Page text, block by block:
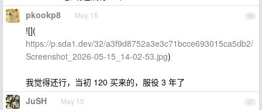
36
pkookp8 May 15
![](
https://p.sda1.dev/32/a3f9d8752a3e3c71bcce693015ca5db2/
Screenshot_2026-05-15_14-02-53.jpg)
我觉得还行，当初 120 买来的，服役 3 年了
37
JuSH May 15